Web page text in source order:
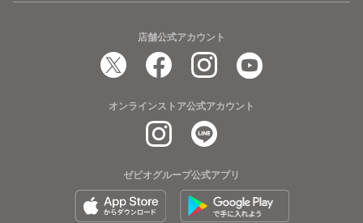
店舗公式アカウント
オンラインストア公式アカウント
ゼビオグループ公式アプリ